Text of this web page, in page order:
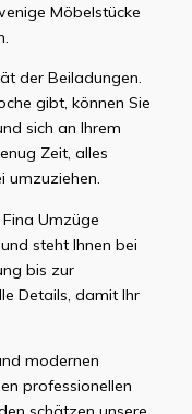
Möbelstücke
der Beiladungen.
gibt, können Sie
sich an Ihrem
Zeit, alles
umzuziehen.
Umzüge
steht Ihnen bei
bis zur
Details, damit Ihr
modernen
professionellen